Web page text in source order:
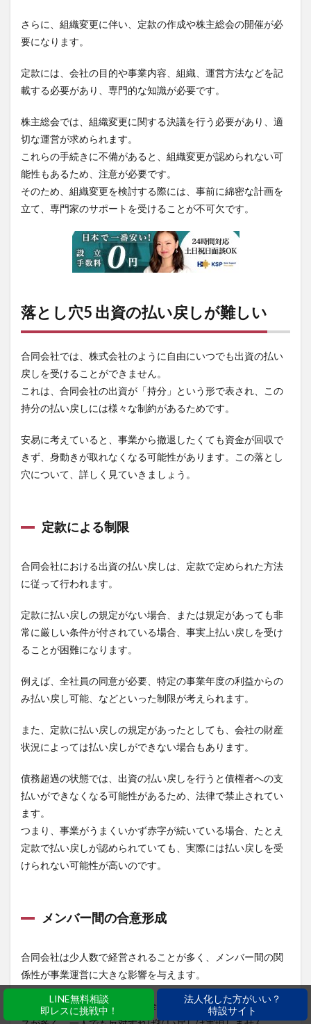
さらに、組織変更に伴い、定款の作成や株主総会の開催が必
要になります。
定款には、会社の目的や事業内容、組織、運営方法などを記
載する必要があり、専門的な知識が必要です。
株主総会では、組織変更に関する決議を行う必要があり、適
切な運営が求められます。
これらの手続きに不備があると、組織変更が認められない可
能性もあるため、注意が必要です。
そのため、組織変更を検討する際には、事前に綿密な計画を
立て、専門家のサポートを受けることが不可欠です。
落とし穴5 出資の払い戻しが難しい
合同会社では、株式会社のように自由にいつでも出資の払い
戻しを受けることができません。
これは、合同会社の出資が「持分」という形で表され、この
持分の払い戻しには様々な制約があるためです。
安易に考えていると、事業から撤退したくても資金が回収で
きず、身動きが取れなくなる可能性があります。この落とし
穴について、詳しく見ていきましょう。
定款による制限
合同会社における出資の払い戻しは、定款で定められた方法
に従って行われます。
定款に払い戻しの規定がない場合、または規定があっても非
常に厳しい条件が付されている場合、事実上払い戻しを受け
ることが困難になります。
例えば、全社員の同意が必要、特定の事業年度の利益からの
み払い戻し可能、などといった制限が考えられます。
また、定款に払い戻しの規定があったとしても、会社の財産
状況によっては払い戻しができない場合もあります。
債務超過の状態では、出資の払い戻しを行うと債権者への支
払いができなくなる可能性があるため、法律で禁止されてい
ます。
つまり、事業がうまくいかず赤字が続いている場合、たとえ
定款で払い戻しが認められていても、実際には払い戻しを受
けられない可能性が高いのです。
メンバー間の合意形成
合同会社は少人数で経営されることが多く、メンバー間の関
係性が事業運営に大きな影響を与えます。
出資の払い戻しについても、全社員の同意が必要となるケー
LINE無料相談
即レスに挑戦中！
法人化した方がいい？
特設サイト